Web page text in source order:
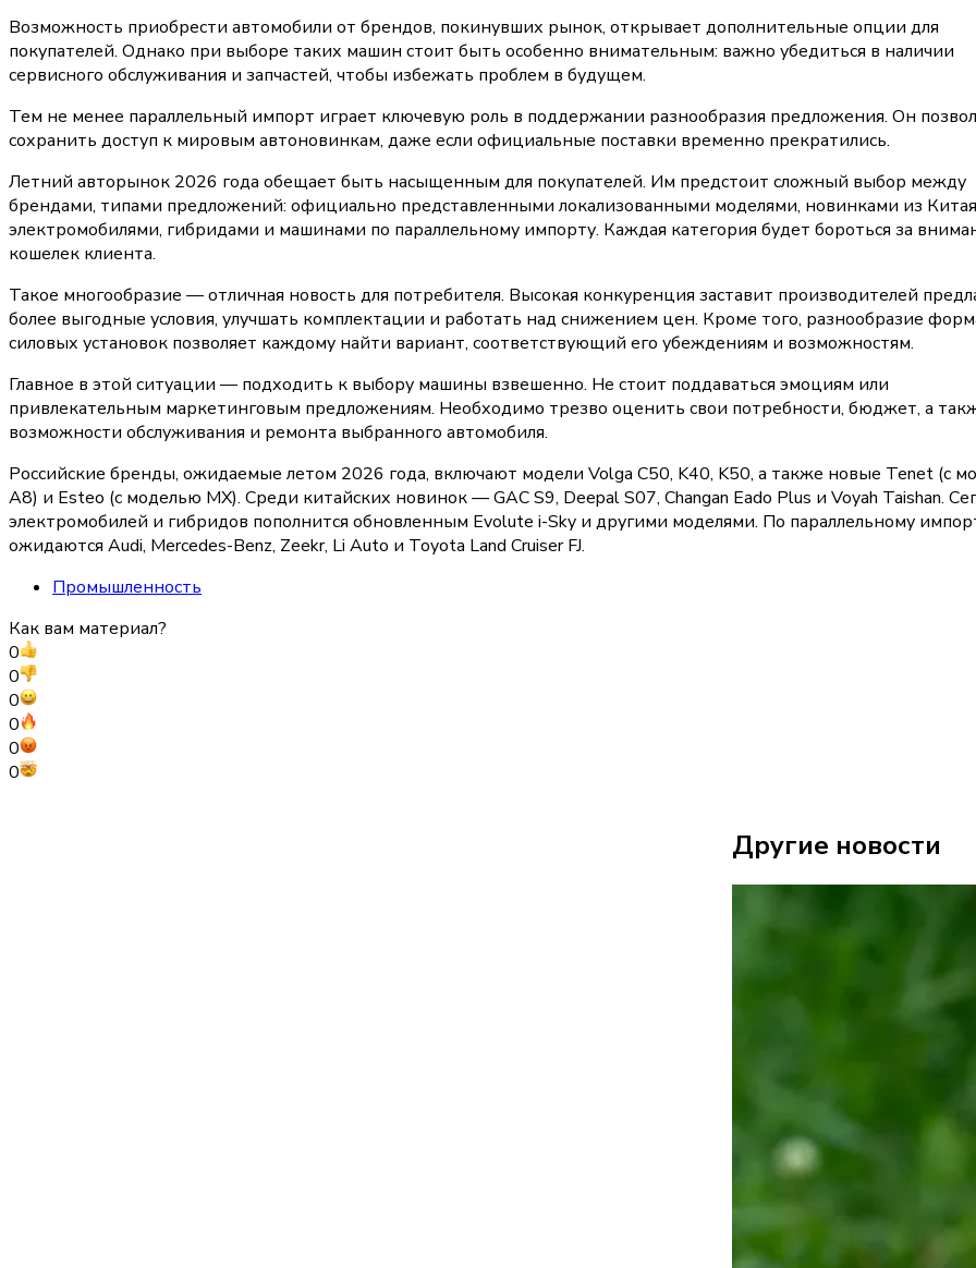
Возможность приобрести автомобили от брендов, покинувших рынок, открывает дополнительные опции для
покупателей. Однако при выборе таких машин стоит быть особенно внимательным: важно убедиться в наличии
сервисного обслуживания и запчастей, чтобы избежать проблем в будущем.
Тем не менее параллельный импорт играет ключевую роль в поддержании разнообразия предложения. Он
сохранить доступ к мировым автоновинкам, даже если официальные поставки временно прекратились.
Летний авторынок 2026 года обещает быть насыщенным для покупателей. Им предстоит сложный выбор между
брендами, типами предложений: официально представленными локализованными моделями, новинками из
электромобилями, гибридами и машинами по параллельному импорту. Каждая категория будет бороться за
кошелек клиента.
Такое многообразие — отличная новость для потребителя. Высокая конкуренция заставит производителей
более выгодные условия, улучшать комплектации и работать над снижением цен. Кроме того, разнообразие
силовых установок позволяет каждому найти вариант, соответствующий его убеждениям и возможностям.
Главное в этой ситуации — подходить к выбору машины взвешенно. Не стоит поддаваться эмоциям или
привлекательным маркетинговым предложениям. Необходимо трезво оценить свои потребности, бюджет, а
возможности обслуживания и ремонта выбранного автомобиля.
Российские бренды, ожидаемые летом 2026 года, включают модели Volga C50, K40, K50, а также новые Tenet (с
A8) и Esteo (с моделью MX). Среди китайских новинок — GAC S9, Deepal S07, Changan Eado Plus и Voyah Taishan.
электромобилей и гибридов пополнится обновленным Evolute i-Sky и другими моделями. По параллельному
ожидаются Audi, Mercedes-Benz, Zeekr, Li Auto и Toyota Land Cruiser FJ.
Промышленность
Как вам материал?
0
0
0
0
0
0
Другие новости